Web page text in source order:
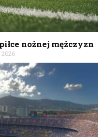
nożnej mężczyzn
2026